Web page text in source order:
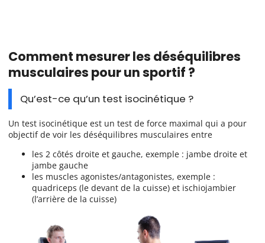
Comment mesurer les déséquilibres
musculaires pour un sportif ?
Qu’est-ce qu’un test isocinétique ?
Un test isocinétique est un test de force maximal qui a pour
objectif de voir les déséquilibres musculaires entre
les 2 côtés droite et gauche, exemple : jambe droite et
jambe gauche
les muscles agonistes/antagonistes, exemple :
quadriceps (le devant de la cuisse) et ischiojambier
(l’arrière de la cuisse)